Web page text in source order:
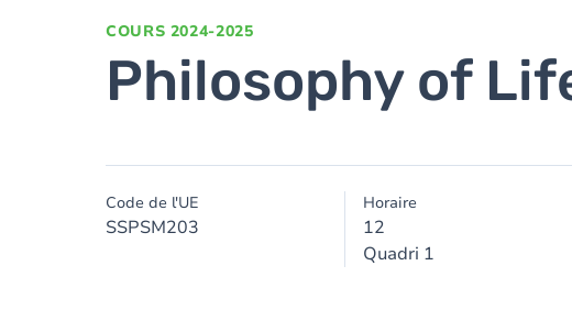
COURS 2024-2025
Philosophy of
Code de l'UE
SSPSM203
Horaire
12
Quadri 1